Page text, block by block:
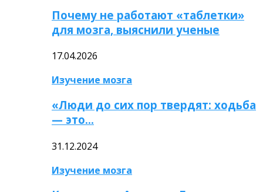
Почему не работают «таблетки»
для мозга, выяснили ученые
17.04.2026
Изучение мозга
«Люди до сих пор твердят: ходьба
— это…
31.12.2024
Изучение мозга